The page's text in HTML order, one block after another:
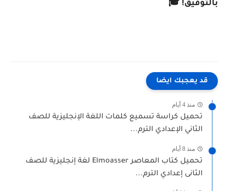
بالتوفيق! 🎓
قد يعجبك ايضا
منذ 4 أيام
تحميل كراسة تسميع كلمات اللغة الإنجليزية للصف
الثاني الإعدادي الترم...
منذ 8 أيام
تحميل كتاب المعاصر Elmoasser لغة إنجليزية للصف
الثانى إعدادي الترم...